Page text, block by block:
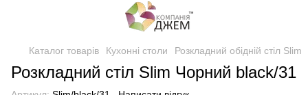
Каталог товарів Кухонні столи Розкладний обідній стіл Slim
Розкладний стіл Slim Чорний black/31